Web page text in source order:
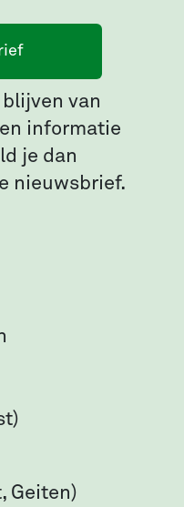
van
informatie
je dan
nieuwsbrief.
Geiten)